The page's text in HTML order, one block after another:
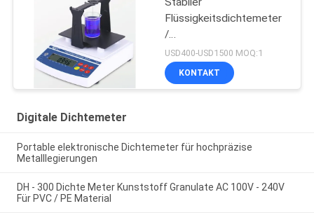
Flüssigkeitsdichtemeter
/
Konzentrationsmessgerät
für stark saure, alkalische
Flüssigkeit
USD400-USD1500 MOQ:1
KONTAKT
Digitale Dichtemeter
Portable elektronische Dichtemeter für hochpräzise
Metalllegierungen
DH - 300 Dichte Meter Kunststoff Granulate AC 100V - 240V
Für PVC / PE Material